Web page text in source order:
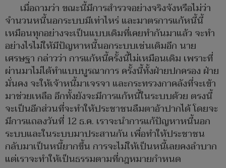
เมื่อถามว่า ขณะนี้มีการสำรวจอย่างจริงจังหรือไม่ว่า
จำนวนหนี้นอกระบบมีเท่าไหร่ และมาตรการแก้หนี้นี้
เหมือนทุกอย่างจะเป็นแบบเดิมที่เคยทำกันมาแล้ว จะทำ
อย่างไรไม่ให้มีปัญหาหนี้นอกระบบเช่นเดิมอีก นาย
เศรษฐา กล่าวว่า การแก้หนี้ครั้งนี้ไม่เหมือนเดิม เพราะที่
ผ่านมาไม่ได้ทำแบบบูรณาการ ครั้งนี้ทั้งฝ่ายปกครอง ฝ่าย
มั่นคง จะให้เจ้าหนี้มาเจรจา และกระทรวงกาคลังที่จะเข้า
มาช่วยเหลือ อีกทั้งยังจะมีการแก้หนี้ในระบบด้วย ตรงนี้
จะเป็นอีกส่วนที่จะทำให้ประชาชนลืมตาอ้าปากได้ โดยจะ
มีการแถลงวันที่ 12 ธ.ค. เราจะนำการแก้ปัญหาหนี้นอก
ระบบและในระบบมาประสานกัน เพื่อทำให้ประชาชน
กลับมาเป็นหนี้ยากขึ้น การจะไม่ให้เป็นหนี้เลยคงลำบาก
แต่เราจะทำให้เป็นธรรมตามที่กฎหมายกำหนด